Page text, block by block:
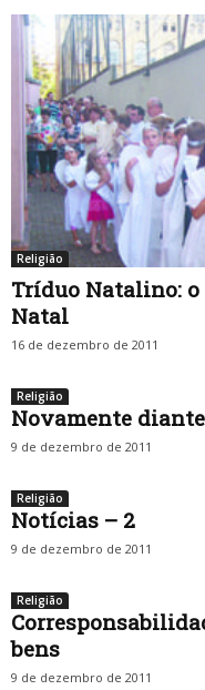
Religião
Tríduo Natalino:
Natal
16 de dezembro de 2011
Religião
Novamente
9 de dezembro de 2011
Religião
Notícias – 2
9 de dezembro de 2011
Religião
bens
9 de dezembro de 2011